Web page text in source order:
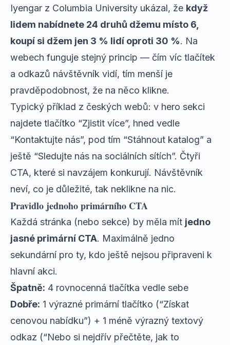
Iyengar z Columbia University ukázal, že když
lidem nabídnete 24 druhů džemu místo 6,
koupí si džem jen 3 % lidí oproti 30 %. Na
webech funguje stejný princip — čím víc tlačítek
a odkazů návštěvník vidí, tím menší je
pravděpodobnost, že na něco klikne.
Typický příklad z českých webů: v hero sekci
najdete tlačítko “Zjistit více”, hned vedle
“Kontaktujte nás”, pod tím “Stáhnout katalog” a
ještě “Sledujte nás na sociálních sítích”. Čtyři
CTA, které si navzájem konkurují. Návštěvník
neví, co je důležité, tak neklikne na nic.
Pravidlo jednoho primárního CTA
Každá stránka (nebo sekce) by měla mít jedno
jasné primární CTA. Maximálně jedno
sekundární pro ty, kdo ještě nejsou připraveni k
hlavní akci.
Špatně: 4 rovnocenná tlačítka vedle sebe
Dobře: 1 výrazné primární tlačítko (“Získat
cenovou nabídku”) + 1 méně výrazný textový
odkaz (“Nebo si nejdřív přečtěte, jak to